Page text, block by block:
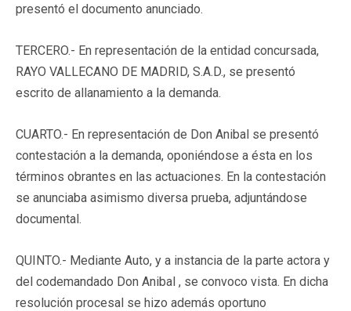
presentó el documento anunciado.
TERCERO.- En representación de la entidad concursada,
RAYO VALLECANO DE MADRID, S.A.D., se presentó
escrito de allanamiento a la demanda.
CUARTO.- En representación de Don Anibal se presentó
contestación a la demanda, oponiéndose a ésta en los
términos obrantes en las actuaciones. En la contestación
se anunciaba asimismo diversa prueba, adjuntándose
documental.
QUINTO.- Mediante Auto, y a instancia de la parte actora y
del codemandado Don Anibal , se convoco vista. En dicha
resolución procesal se hizo además oportuno